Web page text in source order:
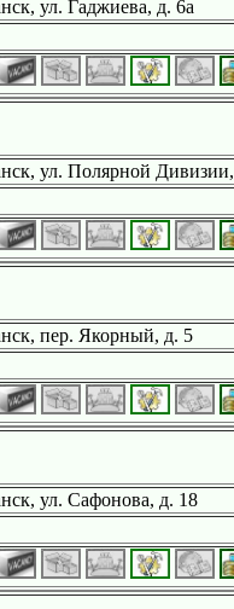
ул. Гаджиева, д. 6а
ул. Полярной
пер. Якорный, д. 5
ул. Сафонова, д. 18